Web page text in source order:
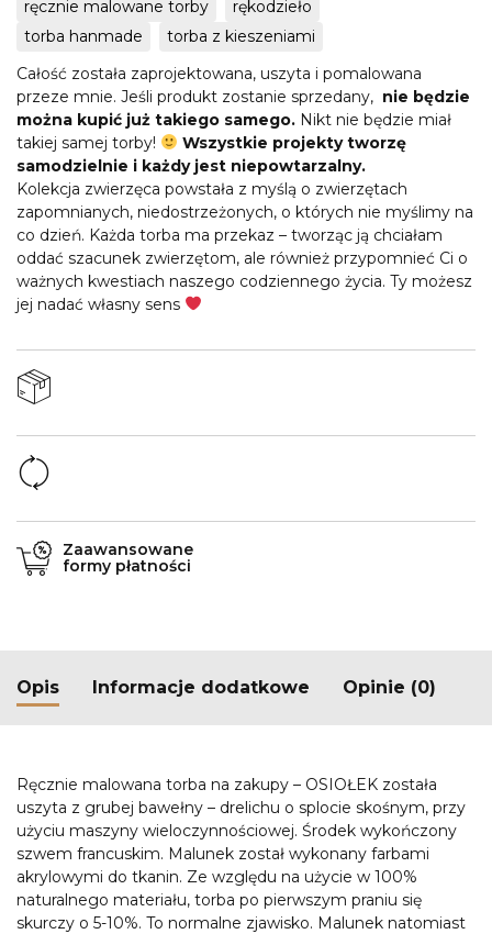
ręcznie malowane torby
rękodzieło
torba hanmade
torba z kieszeniami
Całość została zaprojektowana, uszyta i pomalowana
przeze mnie. Jeśli produkt zostanie sprzedany, nie będzie
można kupić już takiego samego. Nikt nie będzie miał
takiej samej torby!
Wszystkie projekty tworzę
samodzielnie i każdy jest niepowtarzalny.
Kolekcja zwierzęca powstała z myślą o zwierzętach
zapomnianych, niedostrzeżonych, o których nie myślimy na
co dzień. Każda torba ma przekaz – tworząc ją chciałam
oddać szacunek zwierzętom, ale również przypomnieć Ci o
ważnych kwestiach naszego codziennego życia. Ty możesz
jej nadać własny sens
Zaawansowane
formy płatności
Opis Informacje dodatkowe Opinie (0)
Ręcznie malowana torba na zakupy – OSIOŁEK została
uszyta z grubej bawełny – drelichu o splocie skośnym, przy
użyciu maszyny wieloczynnościowej. Środek wykończony
szwem francuskim. Malunek został wykonany farbami
akrylowymi do tkanin. Ze względu na użycie w 100%
naturalnego materiału, torba po pierwszym praniu się
skurczy o 5-10%. To normalne zjawisko. Malunek natomiast